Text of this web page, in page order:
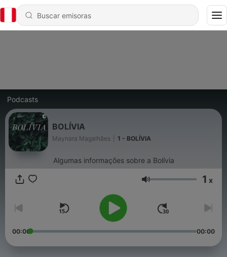
Podcasts
BOLÍVIA
Maynara Magalhães 1 - BOLÍVIA
Algumas informações sobre a Bolívia
Volumen 1 x
00:00 00:00